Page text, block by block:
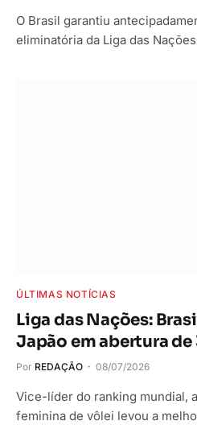
O Brasil garantiu
eliminatória da Liga das
ÚLTIMAS NOTÍCIAS
Liga das Nações:
Japão em abertura de
Por REDAÇÃO 08/07/2026
Vice-líder do ranking mundial,
feminina de vôlei levou a